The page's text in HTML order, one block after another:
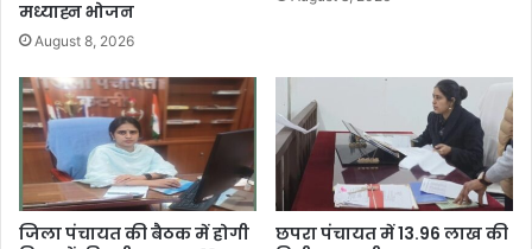
मध्याह्न भोजन
August 8, 2026
जिला पंचायत की बैठक में होगी
छपरा पंचायत में 13.96 लाख की